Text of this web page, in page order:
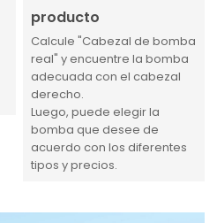
producto
Calcule "Cabezal de bomba
real" y encuentre la bomba
adecuada con el cabezal
derecho.
Luego, puede elegir la
bomba que desee de
acuerdo con los diferentes
tipos y precios.